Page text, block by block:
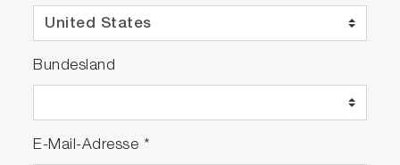
Bundesland
E-Mail-Adresse *